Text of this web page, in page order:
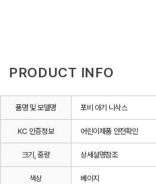
PRODUCT INFO
품명 및 모델명 포비 아기 니삭스
KC 인증정보 어린이제품 안전확인
크기, 중량 상세설명참조
색상 베이지